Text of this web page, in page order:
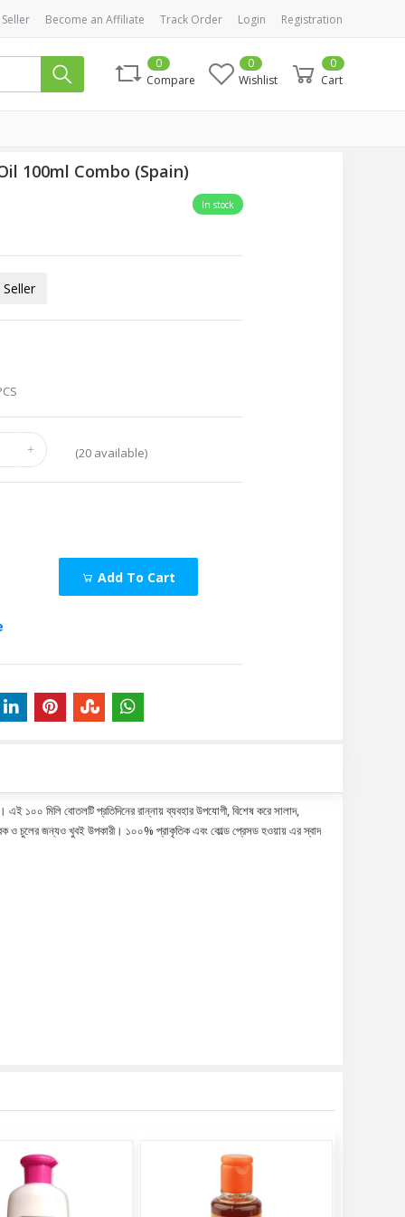
Become an Affiliate Track Order Login Registration
Compare
0
Wishlist
0
Cart
0
100ml Combo (Spain)
In stock
(20available)
Add To Cart
১০০ মিলি বোতলটি প্রতিদিনের রান্নায় ব্যবহার উপযোগী, বিশেষ করে সালাদ,
ও চুলের জন্যও খুবই উপকারী। ১০০% প্রাকৃতিক এবং কোল্ড প্রেসড হওয়ায় এর স্বাদ